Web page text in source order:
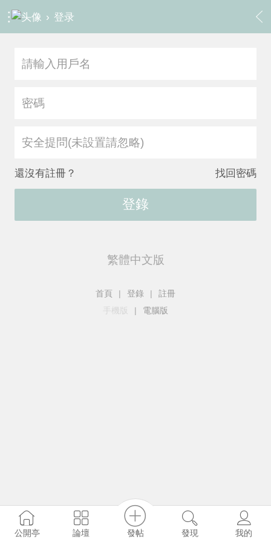
› 登录
安全提問(未設置請忽略)
還沒有註冊？ 找回密碼
登錄
繁體中文版
首頁 | 登錄 |
註冊
手機版
| 電腦版
公開亭 論壇 發帖 發現 我的